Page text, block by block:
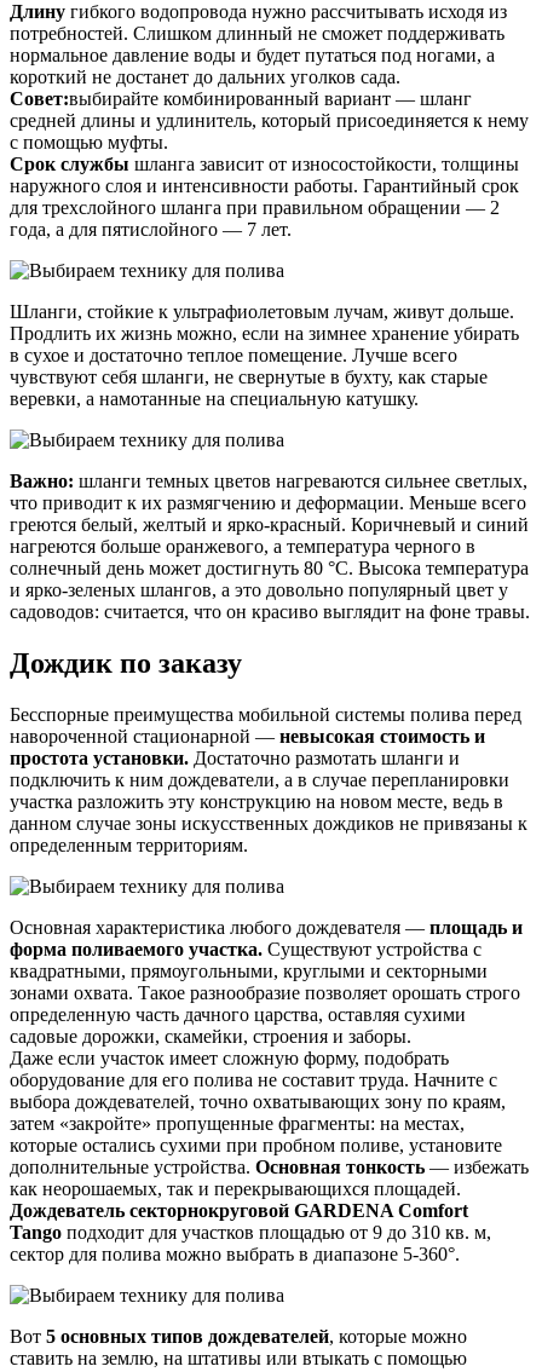
Длину гибкого водопровода нужно рассчитывать исходя из
потребностей. Слишком длинный не сможет поддерживать
нормальное давление воды и будет путаться под ногами, а
короткий не достанет до дальних уголков сада.
Совет:выбирайте комбинированный вариант — шланг
средней длины и удлинитель, который присоединяется к нему
с помощью муфты.
Срок службы шланга зависит от износостойкости, толщины
наружного слоя и интенсивности работы. Гарантийный срок
для трехслойного шланга при правильном обращении — 2
года, а для пятислойного — 7 лет.
Шланги, стойкие к ультрафиолетовым лучам, живут дольше.
Продлить их жизнь можно, если на зимнее хранение убирать
в сухое и достаточно теплое помещение. Лучше всего
чувствуют себя шланги, не свернутые в бухту, как старые
веревки, а намотанные на специальную катушку.
Важно: шланги темных цветов нагреваются сильнее светлых,
что приводит к их размягчению и деформации. Меньше всего
греются белый, желтый и ярко-красный. Коричневый и синий
нагреются больше оранжевого, а температура черного в
солнечный день может достигнуть 80 °С. Высока температура
и ярко-зеленых шлангов, а это довольно популярный цвет у
садоводов: считается, что он красиво выглядит на фоне травы.
Дождик по заказу
Бесспорные преимущества мобильной системы полива перед
навороченной стационарной — невысокая стоимость и
простота установки. Достаточно размотать шланги и
подключить к ним дождеватели, а в случае перепланировки
участка разложить эту конструкцию на новом месте, ведь в
данном случае зоны искусственных дождиков не привязаны к
определенным территориям.
Основная характеристика любого дождевателя — площадь и
форма поливаемого участка. Существуют устройства с
квадратными, прямоугольными, круглыми и секторными
зонами охвата. Такое разнообразие позволяет орошать строго
определенную часть дачного царства, оставляя сухими
садовые дорожки, скамейки, строения и заборы.
Даже если участок имеет сложную форму, подобрать
оборудование для его полива не составит труда. Начните с
выбора дождевателей, точно охватывающих зону по краям,
затем «закройте» пропущенные фрагменты: на местах,
которые остались сухими при пробном поливе, установите
дополнительные устройства. Основная тонкость — избежать
как неорошаемых, так и перекрывающихся площадей.
Дождеватель секторнокруговой GARDENA Comfort
Tango подходит для участков площадью от 9 до 310 кв. м,
сектор для полива можно выбрать в диапазоне 5-360°.
Вот 5 основных типов дождевателей, которые можно
ставить на землю, на штативы или втыкать с помощью